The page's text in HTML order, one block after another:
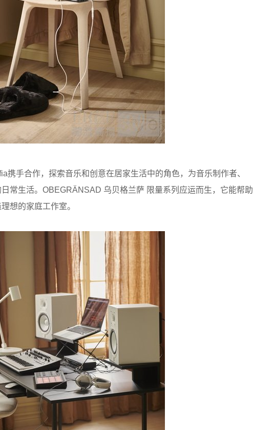
携手合作，探索音乐和创意在居家生活中的角色，为音乐制作者、
常生活。OBEGRÄNSAD 乌贝格兰萨 限量系列应运而生，它能帮助
想的家庭工作室。